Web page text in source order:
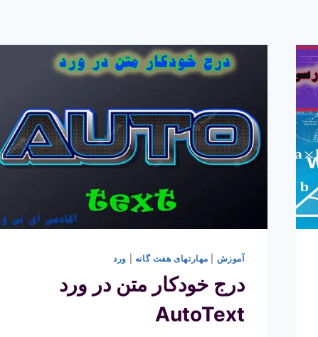
آموزش مهارتهای هفت گانه ورد
درج خودکار متن در ورد
AutoText